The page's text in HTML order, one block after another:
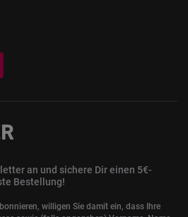
an und sichere Dir einen 5€-
Bestellung!
willigen Sie damit ein, dass Ihre